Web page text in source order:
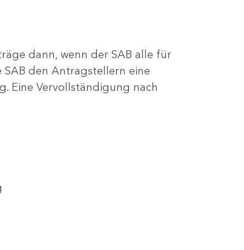
dann, wenn der SAB alle für
den Antragstellern eine
Eine Vervollständigung nach